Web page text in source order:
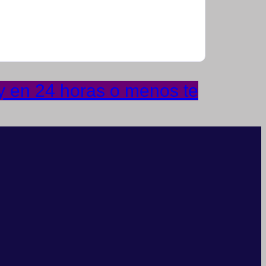
en 24 horas o menos te